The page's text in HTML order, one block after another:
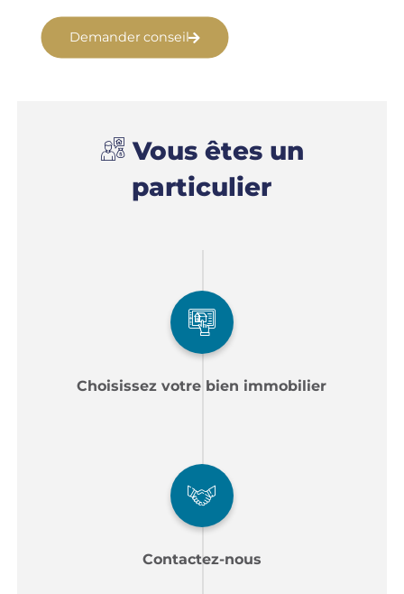
Demander conseil
Vous êtes un
particulier
Choisissez votre bien immobilier
Contactez-nous